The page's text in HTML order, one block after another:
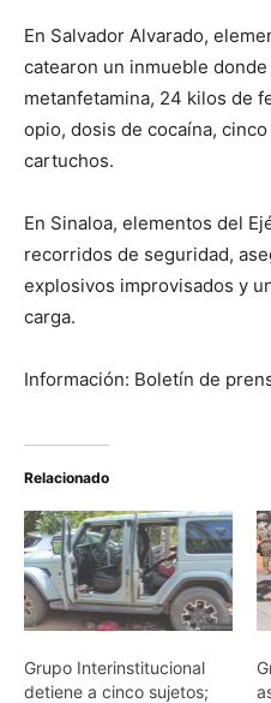
En Salvador Alvarado,
catearon un inmueble
metanfetamina, 24 kilos de
opio, dosis de cocaína,
cartuchos.
En Sinaloa, elementos del
recorridos de seguridad,
explosivos improvisados y
carga.
Información: Boletín de
Relacionado
Grupo Interinstitucional
detiene a cinco sujetos;